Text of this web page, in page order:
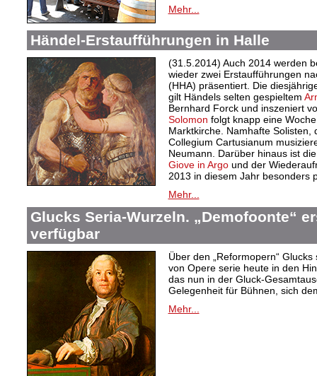
Mehr...
Händel-Erstaufführungen in Halle
(31.5.2014) Auch 2014 werden
wieder zwei Erstaufführungen
(HHA) präsentiert. Die
gilt Händels selten gespieltem
Bernhard Forck und inszeniert
Solomon folgt knapp eine
Marktkirche. Namhafte
Collegium Cartusianum
Neumann. Darüber hinaus ist
Giove in Argound der
2013 in diesem Jahr besonders
Mehr...
Glucks Seria-Wurzeln. „Demofoonte“
verfügbar
Über den „Reformopern“
von Opere serie heute in den
das nun in der Gluck-
Gelegenheit für Bühnen, sich
Mehr...